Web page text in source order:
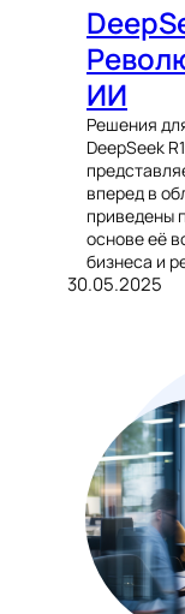
ИИ
Решения
DeepSeek
вперед в
приведены
основе её
бизнеса и
30.05.2025